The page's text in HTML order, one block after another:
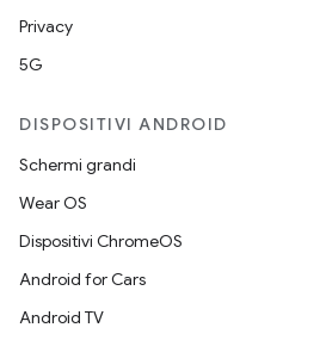
Privacy
5G
DISPOSITIVI ANDROID
Schermi grandi
Wear OS
Dispositivi ChromeOS
Android for Cars
Android TV